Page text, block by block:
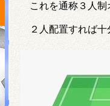
これを通称３人
２人配置すれば十